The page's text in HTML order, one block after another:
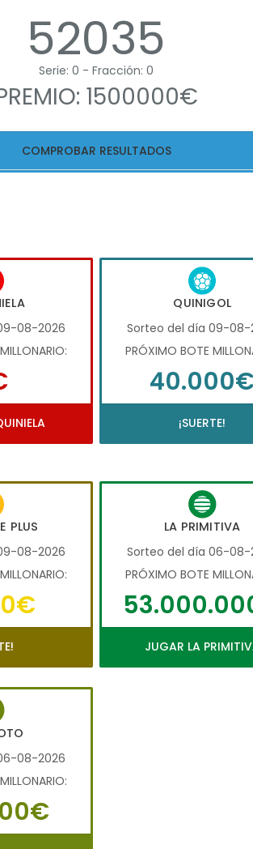
52035
Serie: 0 - Fracción: 0
1500000€
COMPROBAR RESULTADOS
08-2026
QUINIGOL
Sorteo del día 09-08-
PRÓXIMO BOTE
¡SUERTE!
PLUS
08-2026
LA PRIMITIVA
Sorteo del día 06-08-
PRÓXIMO BOTE
JUGAR LA
08-2026